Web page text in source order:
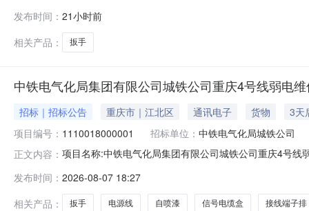
发布时间： 21小时前
相关产品：
扳手
中铁电气化局集团有限公司城铁公司重庆4号线弱电
招标｜招标公告 重庆市｜江北区 通讯电子 货物
3天
项目编号： 1110018000001 招标单位： 中铁电气化局城铁公司
正文内容： 项目名称:中铁电气化局集团有限公司城铁公司重庆4号
与发票信息结算方式:支付条件:发票种类:增值税专票发
发布时间： 2026-08-07 18:27
相关产品：
扳手 电源线 自喷漆 信号电缆盒 接线端子排